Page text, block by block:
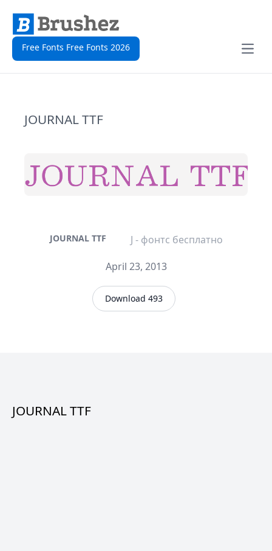
Free Fonts Free Fonts 2026
Open
JOURNAL TTF
JOURNAL TTF
J - фонтс бесплатно
April 23, 2013
Download 493
JOURNAL TTF